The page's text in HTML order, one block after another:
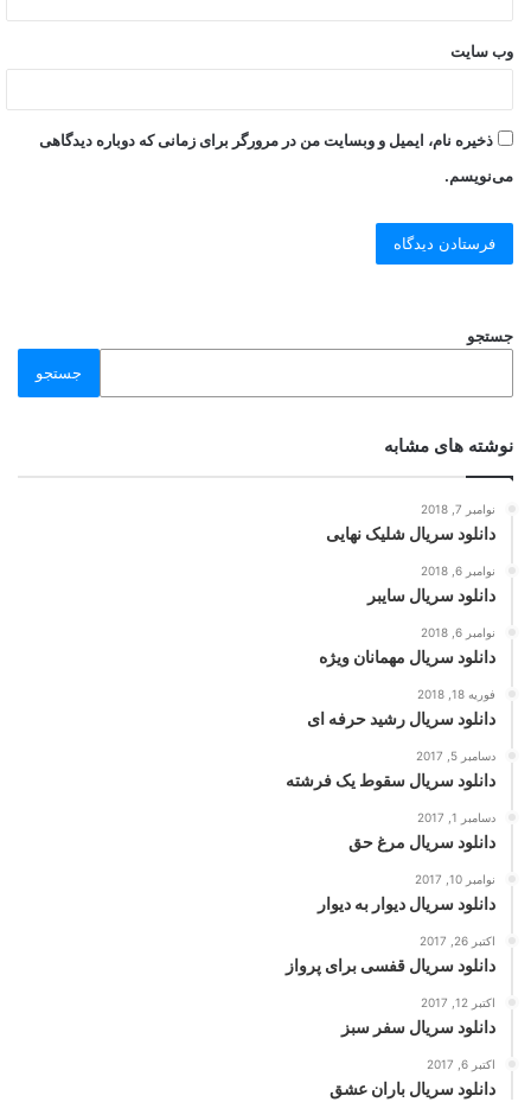
وب‌ سایت
ذخیره نام، ایمیل و وبسایت من در مرورگر برای زمانی که دوباره دیدگاهی
می‌نویسم.
جستجو
جستجو
نوشته های مشابه
نوامبر 7, 2018
دانلود سریال شلیک نهایی
نوامبر 6, 2018
دانلود سریال سایبر
نوامبر 6, 2018
دانلود سریال مهمانان ویژه
فوریه 18, 2018
دانلود سریال رشید حرفه ای
دسامبر 5, 2017
دانلود سریال سقوط یک فرشته
دسامبر 1, 2017
دانلود سریال مرغ حق
نوامبر 10, 2017
دانلود سریال دیوار به دیوار
اکتبر 26, 2017
دانلود سریال قفسی برای پرواز
اکتبر 12, 2017
دانلود سریال سفر سبز
اکتبر 6, 2017
دانلود سریال باران عشق